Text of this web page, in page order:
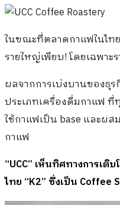
ในขณะที่ตลาดกาแฟในไท
รายใหญ่เพียบ! โดยเฉพา
ผลจากการเบ่งบานของธุ
ประเภทเครื่องดื่มกาแฟ ที่
ใช้กาแฟเป็น base และผส
กาแฟ
“UCC” เห็นทิศทางการเ
ไทย “K2” ซึ่งเป็น Coffee